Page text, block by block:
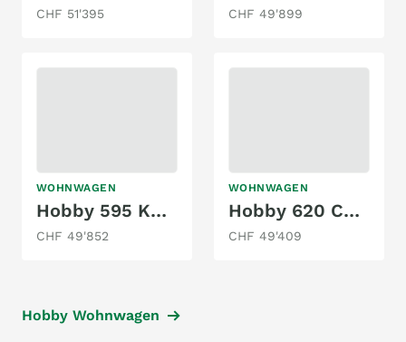
CHF 51'395 CHF 49'899
WOHNWAGEN
Hobby 595 KML MAXIA
CHF 49'852
WOHNWAGEN
Hobby 620 CL Prestige
CHF 49'409
Hobby Wohnwagen